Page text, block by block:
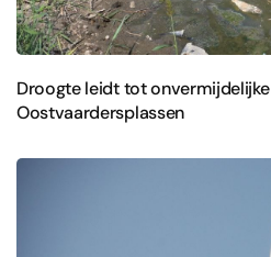
Droogte leidt tot
Oostvaardersplassen